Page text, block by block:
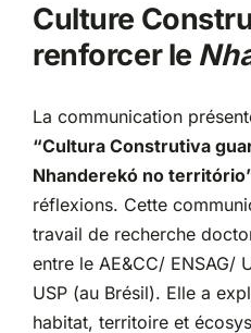
Culture
renforcer le
La communication
“Cultura Construtiva
Nhanderekó no
réflexions. Cette
travail de recherche
entre le AE&CC/ ENSAG/
USP (au Brésil). Elle a
habitat, territoire et